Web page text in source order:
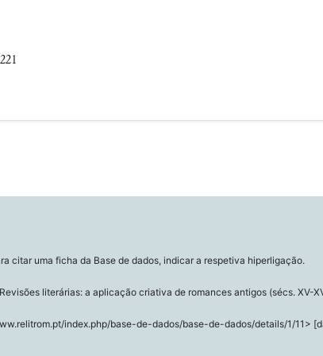
citar uma ficha da Base de dados, indicar a respetiva hiperligação.
literárias: a aplicação criativa de romances antigos (sécs. XV-
index.php/base-de-dados/base-de-dados/details/1/11>